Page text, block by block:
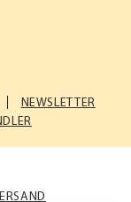
NEWSLETTER